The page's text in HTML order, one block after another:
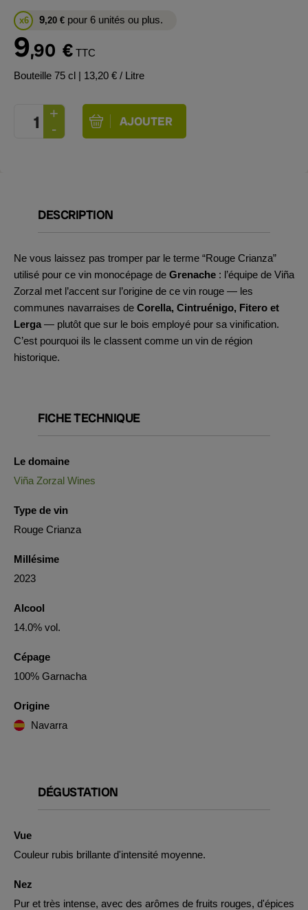
x6 9,20 € pour 6 unités ou plus.
9,90 € TTC
Bouteille 75 cl | 13,20 € / Litre
DESCRIPTION
Ne vous laissez pas tromper par le terme “Rouge Crianza”
utilisé pour ce vin monocépage de Grenache : l’équipe de Viña
Zorzal met l’accent sur l’origine de ce vin rouge — les
communes navarraises de Corella, Cintruénigo, Fitero et
Lerga — plutôt que sur le bois employé pour sa vinification.
C’est pourquoi ils le classent comme un vin de région
historique.
FICHE TECHNIQUE
Le domaine
Viña Zorzal Wines
Type de vin
Rouge Crianza
Millésime
2023
Alcool
14.0% vol.
Cépage
100% Garnacha
Origine
Navarra
DÉGUSTATION
Vue
Couleur rubis brillante d'intensité moyenne.
Nez
Pur et très intense, avec des arômes de fruits rouges, d'épices